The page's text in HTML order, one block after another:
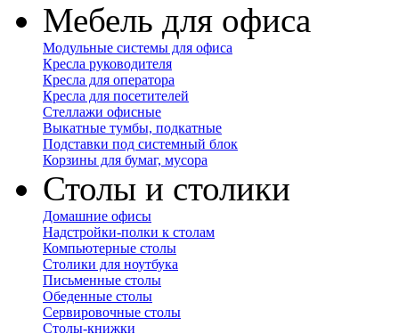
Мебель для офиса
Модульные системы для офиса
Кресла руководителя
Кресла для оператора
Кресла для посетителей
Стеллажи офисные
Выкатные тумбы, подкатные
Подставки под системный блок
Корзины для бумаг, мусора
Столы и столики
Домашние офисы
Надстройки-полки к столам
Компьютерные столы
Столики для ноутбука
Письменные столы
Обеденные столы
Сервировочные столы
Столы-книжки